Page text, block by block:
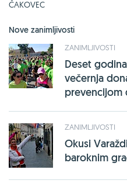
ČAKOVEC
Nove zanimljivosti
ZANIMLJIVOSTI
Deset
večernja
prevencijom
ZANIMLJIVOSTI
Okusi
baroknim